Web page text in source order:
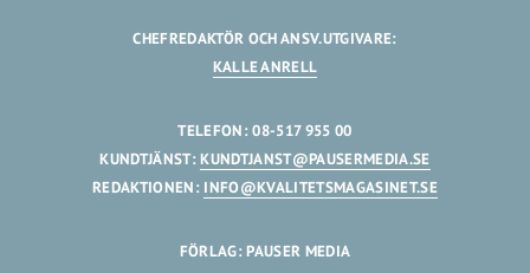
CHEFREDAKTÖR OCH ANSV.UTGIVARE:
KALLE ANRELL
TELEFON: 08-517 955 00
KUNDTJÄNST:KUNDTJANST@PAUSERMEDIA.SE
REDAKTIONEN: INFO@KVALITETSMAGASINET.SE
FÖRLAG: PAUSER MEDIA